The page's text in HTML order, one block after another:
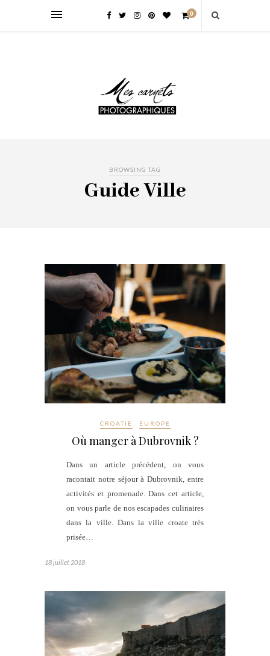
0
BROWSING TAG
Guide Ville
CROATIE EUROPE
Où manger à Dubrovnik ?
Dans un article précédent, on vous
racontait notre séjour à Dubrovnik, entre
activités et promenade. Dans cet article,
on vous parle de nos escapades culinaires
dans la ville. Dans la ville croate très
prisée…
18 juillet 2018